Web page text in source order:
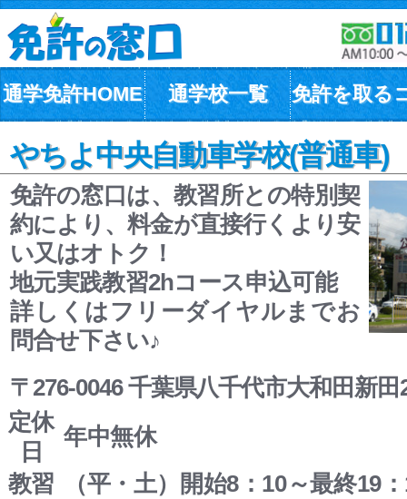
通学免許HOME 通学校一覧 免許を取る
やちよ中央自動車学校(普通車)
免許の窓口は、教習所との特別契
約により、料金が直接行くより安
い又はオトク！
地元実践教習2hコース申込可能
詳しくはフリーダイヤルまでお
問合せ下さい♪
〒276-0046 千葉県八千代市大和田新田
定休
日
年中無休
教習
（平・土）開始8：10～最終19